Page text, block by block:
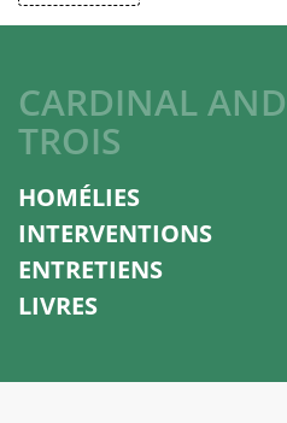
CARDINAL
TROIS
HOMÉLIES
INTERVENTIONS
ENTRETIENS
LIVRES